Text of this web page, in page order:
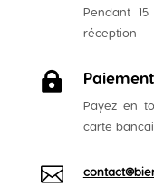
Pendant
réception

Payez en
carte
